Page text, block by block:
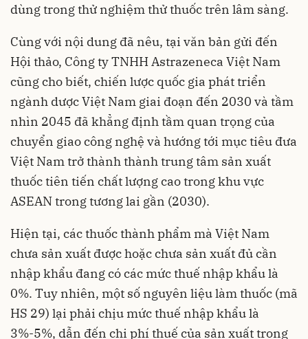
dùng trong thử nghiệm thử thuốc trên lâm sàng.
Cùng với nội dung đã nêu, tại văn bản gửi đến
Hội thảo, Công ty TNHH Astrazeneca Việt Nam
cũng cho biết, chiến lược quốc gia phát triển
ngành dược Việt Nam giai đoạn đến 2030 và tầm
nhìn 2045 đã khẳng định tầm quan trọng của
chuyển giao công nghệ và hướng tới mục tiêu đưa
Việt Nam trở thành thành trung tâm sản xuất
thuốc tiên tiến chất lượng cao trong khu vực
ASEAN trong tương lai gần (2030).
Hiện tại, các thuốc thành phẩm mà Việt Nam
chưa sản xuất được hoặc chưa sản xuất đủ cần
nhập khẩu đang có các mức thuế nhập khẩu là
0%. Tuy nhiên, một số nguyên liệu làm thuốc (mã
HS 29) lại phải chịu mức thuế nhập khẩu là
3%-5%, dẫn đến chi phí thuế của sản xuất trong